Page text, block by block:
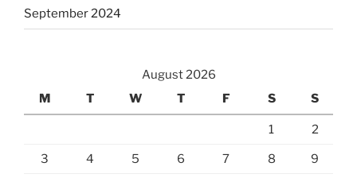
September 2024
August 2026
M
T W T F S S
1 2
3 4 5 6 7 8 9